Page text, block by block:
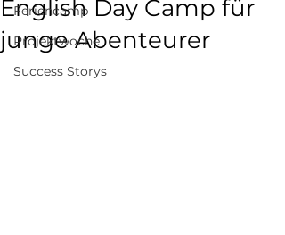
Feriencamp
Projektwoche
Success Storys
English Day Camp für
junge Abenteurer